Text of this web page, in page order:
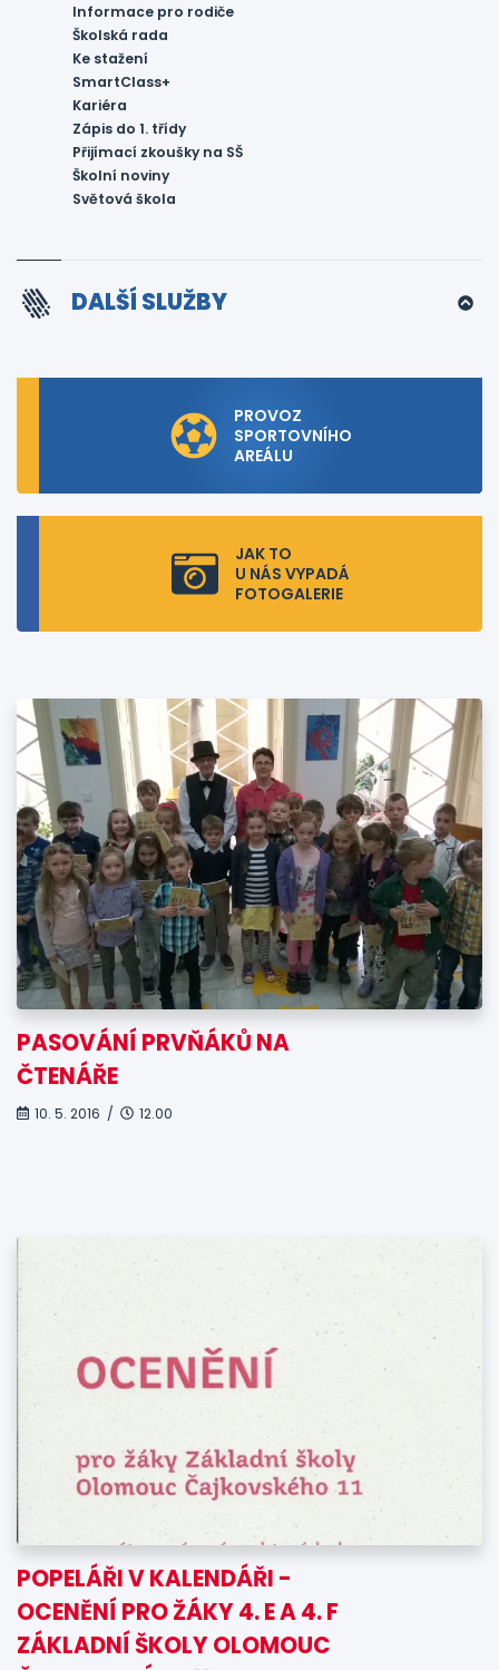
Informace pro rodiče
Školská rada
Ke stažení
SmartClass+
Kariéra
Zápis do 1. třídy
Přijímací zkoušky na SŠ
Školní noviny
Světová škola
DALŠÍ SLUŽBY
PROVOZ
SPORTOVNÍHO
AREÁLU
JAK TO
U NÁS VYPADÁ
FOTOGALERIE
PASOVÁNÍ PRVŇÁKŮ NA
ČTENÁŘE
10. 5. 2016 / 12.00
POPELÁŘI V KALENDÁŘI -
OCENĚNÍ PRO ŽÁKY 4. E A 4. F
ZÁKLADNÍ ŠKOLY OLOMOUC